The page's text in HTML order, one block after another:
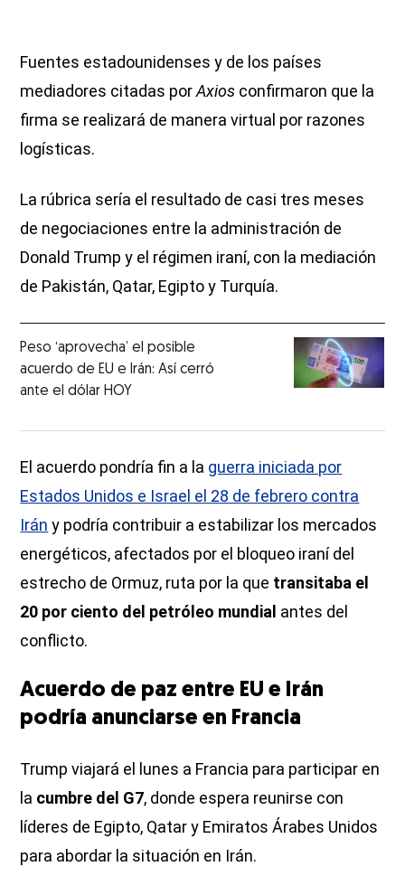
Fuentes estadounidenses y de los países
mediadores citadas porAxios confirmaron que la
firma se realizará de manera virtual por razones
logísticas.
La rúbrica sería el resultado de casi tres meses
de negociaciones entre la administración de
Donald Trump y el régimen iraní, con la mediación
de Pakistán, Qatar, Egipto y Turquía.
Peso ‘aprovecha’ el posible
acuerdo de EU e Irán: Así cerró
ante el dólar HOY
El acuerdo pondría fin a la guerra iniciada por
Estados Unidos e Israel el 28 de febrero contra
Irán y podría contribuir a estabilizar los mercados
energéticos, afectados por el bloqueo iraní del
estrecho de Ormuz, ruta por la que transitaba el
20 por ciento del petróleo mundial antes del
conflicto.
Acuerdo de paz entre EU e Irán
podría anunciarse en Francia
Trump viajará el lunes a Francia para participar en
la cumbre del G7, donde espera reunirse con
líderes de Egipto, Qatar y Emiratos Árabes Unidos
para abordar la situación en Irán.